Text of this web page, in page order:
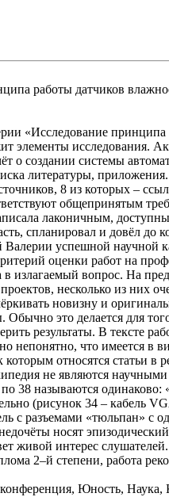
работы датчиков
«Исследование
элементы исследования.
о создании системы
литературы,
8 из которых –
общепринятым
лаконичным,
спланировал и довёл
успешной научной
оценки работ на
в излагаемый вопрос. На
несколько из них
новизну и
Обычно это делается для
результаты. В тексте
непонятно, что имеется в
относятся статьи
не являются
38 называются одинаково:
(рисунок 34 –
с разъемами «тюльпан» с
носят
живой интерес
2–й степени, работа
Юность, Наука,